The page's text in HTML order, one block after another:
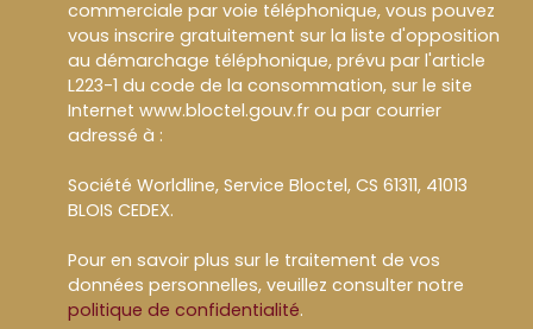
commerciale par voie téléphonique, vous pouvez
vous inscrire gratuitement sur la liste d'opposition
au démarchage téléphonique, prévu par l'article
L223-1 du code de la consommation, sur le site
Internet www.bloctel.gouv.fr ou par courrier
adressé à :
Société Worldline, Service Bloctel, CS 61311, 41013
BLOIS CEDEX.
Pour en savoir plus sur le traitement de vos
données personnelles, veuillez consulter notre
politique de confidentialité.